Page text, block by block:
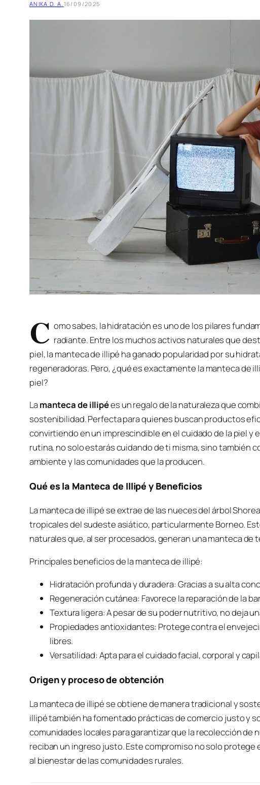
ANIKA D. A. 16/09/2025
C omo sabes, la hidratación es uno de los pilares
radiante. Entre los muchos activos naturales que
piel, la manteca de illipé ha ganado popularidad por su
regeneradoras. Pero, ¿qué es exactamente la manteca de
piel?
Lamanteca de illipées un regalo de la naturaleza que
sostenibilidad. Perfecta para quienes buscan productos
convirtiendo en un imprescindible en el cuidado de la piel y
rutina, no solo estarás cuidando de ti misma, sino también
ambiente y las comunidades que la producen.
Qué es la Manteca de Illipé y Beneficios
La manteca de illipé se extrae de las nueces del árbol
tropicales del sudeste asiático, particularmente Borneo.
naturales que, al ser procesados, generan una manteca
Principales beneficios de la manteca de illipé:
Hidratación profunda y duradera: Gracias a su alta
Regeneración cutánea: Favorece la reparación de la
Textura ligera: A pesar de su poder nutritivo, no deja
Propiedades antioxidantes: Protege contra el
libres.
Versatilidad: Apta para el cuidado facial, corporal y
Origen y proceso de obtención
La manteca de illipé se obtiene de manera tradicional y
illipé también ha fomentado prácticas de comercio justo y
comunidades locales para garantizar que la recolección
reciban un ingreso justo. Este compromiso no solo
al bienestar de las comunidades rurales.